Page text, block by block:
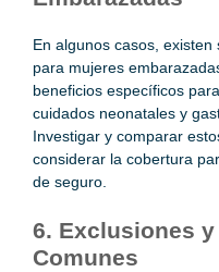
En algunos casos,
para mujeres
beneficios específicos
cuidados neonatales y
Investigar y comparar
considerar la cobertura
de seguro.
6. Exclusiones
Comunes